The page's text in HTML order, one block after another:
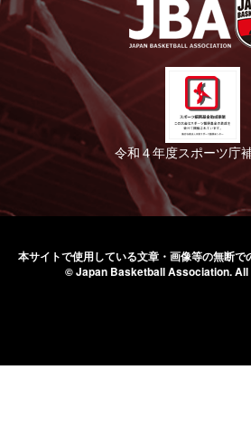
令和４年度スポーツ庁
本サイトで使用している文章・画像等の無断で
© Japan Basketball Association.All